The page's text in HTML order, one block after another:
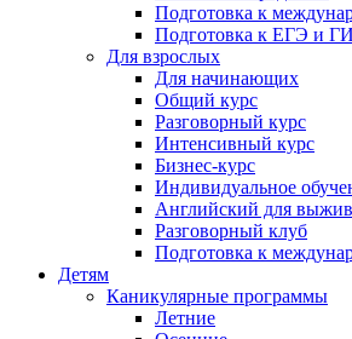
Подготовка к
Подготовка к ЕГЭ и
Для взрослых
Для начинающих
Общий курс
Разговорный курс
Интенсивный курс
Бизнес-курс
Индивидуальное
Английский для
Разговорный клуб
Подготовка к
Детям
Каникулярные программы
Летние